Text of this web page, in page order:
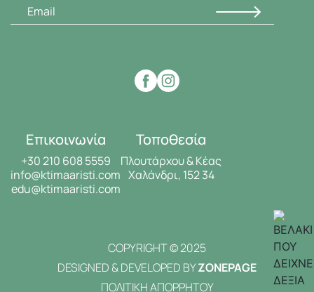
Επικοινωνία
+30 210 608 5559
info@ktimaaristi.com
edu@ktimaaristi.com
Τοποθεσία
Πλουτάρχου & Κέας
Χαλάνδρι, 152 34
DESIGNED & DEVELOPED BYZONEPAGE
COPYRIGHT © 2025
ΠΟΛΙΤΙΚΗ ΑΠΟΡΡΗΤΟΥ